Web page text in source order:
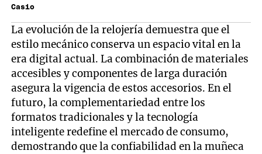
Casio
La evolución de la relojería demuestra que el
estilo mecánico conserva un espacio vital en la
era digital actual. La combinación de materiales
accesibles y componentes de larga duración
asegura la vigencia de estos accesorios. En el
futuro, la complementariedad entre los
formatos tradicionales y la tecnología
inteligente redefine el mercado de consumo,
demostrando que la confiabilidad en la muñeca